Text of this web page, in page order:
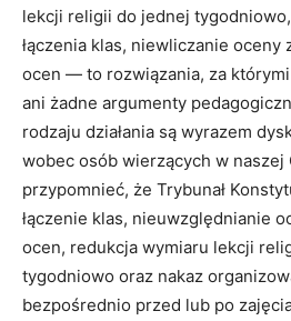
lekcji religii do jednej
łączenia klas, niewliczanie
ocen — to rozwiązania, za
ani żadne argumenty
rodzaju działania są wyrazem
wobec osób wierzących w naszej
przypomnieć, że Trybunał
łączenie klas, nieuwzględnianie
ocen, redukcja wymiaru lekcji
tygodniowo oraz nakaz
bezpośrednio przed lub po